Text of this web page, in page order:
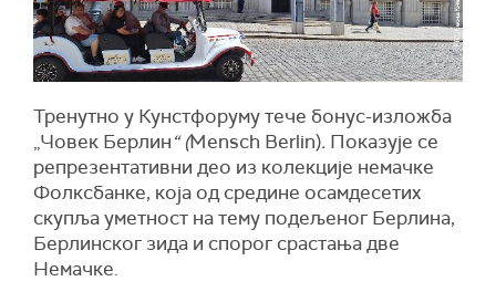
Тренутно у Кунстфоруму тече бонус-изложба
„Човек Берлин“ (Mensch Berlin). Показује се
репрезентативни део из колекције немачке
Фолксбанке, која од средине осамдесетих
скупља уметност на тему подељеног Берлина,
Берлинског зида и спорог срастања две
Немачке.